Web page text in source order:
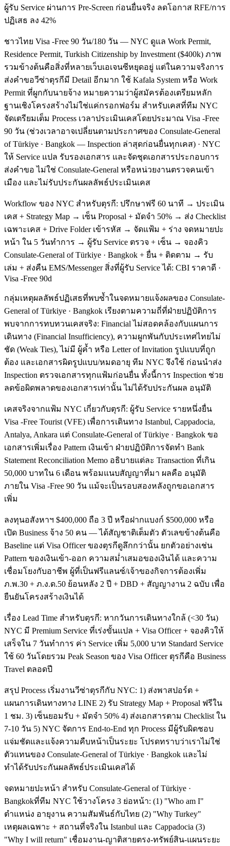
ผู้รับ Service ผ่านการ Pre-Screen ก่อนยื่นจริง ลดโอกาส RFE/การ
ปฏิเสธ ลง 42%
ชาวไทย Visa -Free 90 วัน/180 วัน — NYC ดูแล Work Permit,
Residence Permit, Turkish Citizenship by Investment ($400k) ภาพ
รวมข้างต้นคือสิ่งที่หลายเว็บเอเจนซีหยุดอยู่ แต่ในความจริงการ
ส่งคำขอวีซ่าตุรกีมี Detail อีกมาก ใช้ Kafala System หรือ Work
Permit ที่ผูกกับนายจ้าง หมายความว่าผู้สมัครต้องเตรียมหลัก
ฐานเชิงโครงสร้างไม่ใช่แค่กรอกฟอร์ม สำหรับเคสที่ทีม NYC
จัดเตรียมเต็ม Process เวลาประเมินเคสโดยประมาณ Visa -Free
90 วัน (ช่วงเวลาอาจเปลี่ยนตามประกาศของ Consulate-General
of Türkiye · Bangkok — Inspection ล่าสุดก่อนยื่นทุกเคส) · NYC
ให้ Service แปล รับรองเอกสาร และจัดชุดเอกสารประกอบการ
ส่งคำขอ ไม่ใช่ Consulate-General หรือหน่วยงานตรวจคนเข้า
เมือง และไม่รับประกันผลลัพธ์ประเมินเคส
Workflow ของ NYC สำหรับตุรกี: ปรึกษาฟรี 60 นาที → ประเมิน
เคส + Strategy Map → เซ็น Proposal + มัดจำ 50% → ส่ง Checklist
เฉพาะเคส + Drive Folder เข้ารหัส → จัดแฟ้ม + ร่าง จดหมายปะ
หน้า ใน 5 วันทำการ → ผู้รับ Service ตรวจ + เซ็น → จองคิว
Consulate-General of Türkiye · Bangkok + ยื่น + ติดตาม → รับ
เล่ม + ส่งคืน EMS/Messenger สิ่งที่ผู้รับ Service ได้: CBI ราคาดี ·
Visa -Free 90d
กลุ่มเหตุผลลัพธ์ปฏิเสธที่พบซ้ำในจดหมายแจ้งผลของ Consulate-
General of Türkiye · Bangkok เรียงตามความถี่ที่ฝ่ายปฏิบัติการ
พบจากการทบทวนเคสจริง: Financial ไม่สอดคล้องกับแผนการ
เดินทาง (Financial Insufficiency), ความผูกพันกับประเทศไทยไม่
ชัด (Weak Ties), ไม่มี ผู้ค้ำ หรือ Letter of Invitation รูปแบบที่ถูก
ต้อง และเอกสารผิดรูปแบบ/หมดอายุ ทีม NYC จึงใช้ ก่อนนำส่ง
Inspection ตรวจเอกสารทุกแฟ้มก่อนยื่น ทั้งนี้การ Inspection ช่วย
ลดข้อผิดพลาดของเอกสารเท่านั้น ไม่ได้รับประกันผล อนุมัติ
เคสจริงจากแฟ้ม NYC เกี่ยวกับตุรกี: ผู้รับ Service รายหนึ่งยื่น
Visa -Free Tourist (VFE) เพื่อการเดินทาง Istanbul, Cappadocia,
Antalya, Ankara แต่ Consulate-General of Türkiye · Bangkok ขอ
เอกสารเพิ่มเรื่อง Pattern เงินเข้า ฝ่ายปฏิบัติการจัดทำ Bank
Statement Reconciliation Memo อธิบายแต่ละ Transaction ที่เกิน
50,000 บาทใน 6 เดือน พร้อมแนบสัญญาที่มา ผลคือ อนุมัติ
ภายใน Visa -Free 90 วัน แม้จะเป็นรอบสองหลังถูกขอเอกสาร
เพิ่ม
ลงทุนอสังหาฯ $400,000 ถือ 3 ปี หรือฝากแบงก์ $500,000 หรือ
เปิด Business จ้าง 50 คน — ได้สัญชาติเต็มตัว ตัวเลขข้างต้นคือ
Baseline แต่ Visa Officer ของตุรกีดูลึกกว่านั้น ยกตัวอย่างเช่น
Pattern ของเงินเข้า-ออก ความสม่ำเสมอของเงินได้ และความ
เชื่อมโยงกับอาชีพ ผู้ที่เป็นฟรีแลนซ์/เจ้าของกิจการต้องเพิ่ม
ภ.พ.30 + ภ.ง.ด.50 ย้อนหลัง 2 ปี + DBD + สัญญางาน 2 ฉบับ เพื่อ
ยืนยันโครงสร้างเงินได้
เรื่อง Lead Time สำหรับตุรกี: หากวันการเดินทางใกล้ (<30 วัน)
NYC มี Premium Service ที่เร่งขั้นแปล + Visa Officer + จองคิวให้
เสร็จใน 7 วันทำการ ค่า Service เพิ่ม 5,000 บาท Standard Service
ใช้ 60 วันโดยรวม Peak Season ของ Visa Officer ตุรกีคือ Business
Travel ตลอดปี
สรุป Process เริ่มงานวีซ่าตุรกีกับ NYC: 1) ส่งพาสปอร์ต +
แผนการเดินทางทาง LINE 2) รับ Strategy Map + Proposal ฟรีใน
1 ชม. 3) เซ็นยอมรับ + มัดจำ 50% 4) ส่งเอกสารตาม Checklist ใน
7-10 วัน 5) NYC จัดการ End-to-End ทุก Process มีผู้รับผิดชอบ
แจ่มชัดและแจ้งความคืบหน้าเป็นระยะ โปรดทราบว่าเราไม่ใช่
ตัวแทนของ Consulate-General of Türkiye · Bangkok และไม่
ทำได้รับประกันผลลัพธ์ประเมินเคสได้
จดหมายปะหน้า สำหรับ Consulate-General of Türkiye ·
Bangkokที่ทีม NYC ใช้วางโครง 3 ย่อหน้า: (1) "Who am I"
ตำแหน่ง อายุงาน ความสัมพันธ์กับไทย (2) "Why Turkey"
เหตุผลเฉพาะ + สถานที่จริงใน Istanbul และ Cappadocia (3)
"Why I will return" เชื่อมงาน-ญาติสายตรง-ทรัพย์สิน-แผนระยะ